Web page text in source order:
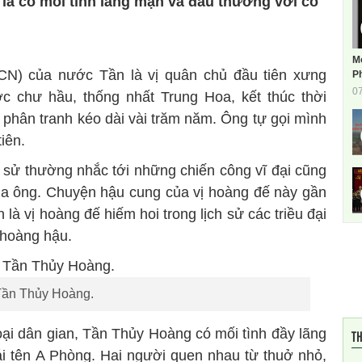
của nước Tần là vị quân chủ đầu tiên xưng
chư hầu, thống nhất Trung Hoa, kết thúc thời
tranh kéo dài vài trăm năm. Ông tự gọi mình
sử thường nhắc tới những chiến công vĩ đại cũng
ông. Chuyện hậu cung của vị hoàng đế này gần
vị hoàng đế hiếm hoi trong lịch sử các triều đại
hậu.
Thủy Hoàng.
dân gian, Tần Thủy Hoàng có mối tình đầy lãng
tên A Phòng. Hai người quen nhau từ thuở nhỏ,